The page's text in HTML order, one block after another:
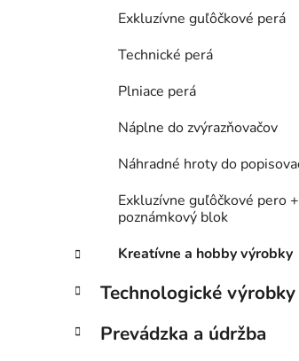
Exkluzívne guľôčkové perá
Technické perá
Plniace perá
Náplne do zvýrazňovačov
Náhradné hroty do
Exkluzívne guľôčkové pero +
poznámkový blok
Kreatívne a hobby výrobky
Technologické výrobky
Prevádzka a údržba